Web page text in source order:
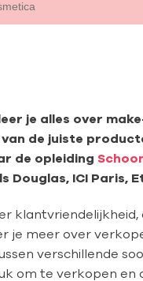
je alles over
de juiste
de opleiding
Douglas, ICI Paris,
je meer over
verschillende
om te verkopen en